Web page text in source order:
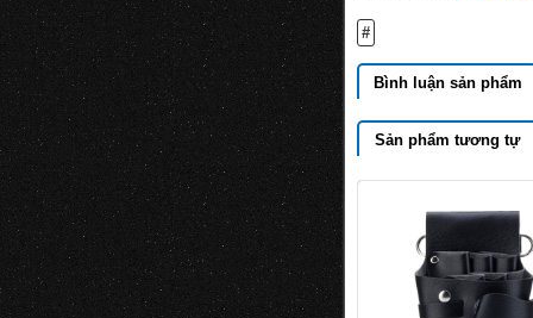
#
Bình luận sản phẩm
Sản phẩm tương tự